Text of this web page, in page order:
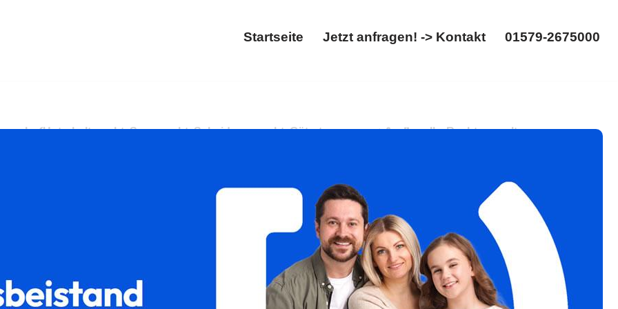
Startseite Jetzt anfragen! -> Kontakt 01579-2675000
auch ✓Unterhaltsrecht, Sorgerecht, Scheidungsrecht, Gütertrennung. ➡️ 𝐟𝐚𝐦𝐢𝐥𝐮𝐦, Ihr Rechtsanwalt: